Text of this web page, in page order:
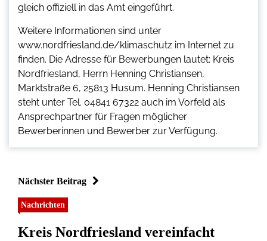
gleich offiziell in das Amt eingeführt.
Weitere Informationen sind unter
www.nordfriesland.de/klimaschutz im Internet zu
finden. Die Adresse für Bewerbungen lautet: Kreis
Nordfriesland, Herrn Henning Christiansen,
Marktstraße 6, 25813 Husum. Henning Christiansen
steht unter Tel. 04841 67322 auch im Vorfeld als
Ansprechpartner für Fragen möglicher
Bewerberinnen und Bewerber zur Verfügung.
Nächster Beitrag
Nachrichten
Kreis Nordfriesland vereinfacht